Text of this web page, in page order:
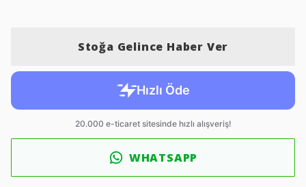
Stoğa Gelince Haber Ver
WHATSAPP